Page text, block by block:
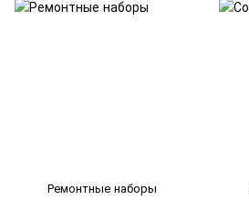
Ремонтные наборы